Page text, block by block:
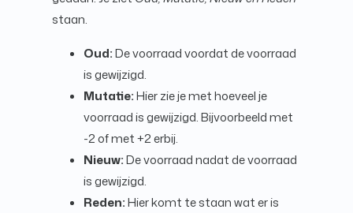
staan.
Oud:De voorraad voordat de voorraad
is gewijzigd.
Mutatie:Hier zie je met hoeveel je
voorraad is gewijzigd. Bijvoorbeeld met
-2 of met +2 erbij.
Nieuw:De voorraad nadat de voorraad
is gewijzigd.
Reden:Hier komt te staan wat er is